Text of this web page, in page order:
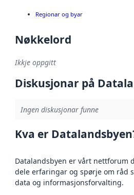
Regionar og byar
Nøkkelord
Ikkje oppgitt
Diskusjonar på
Ingen diskusjonar funne
Kva er
Datalandsbyen er vårt nettforum
dele erfaringar og spørje om råd
data og informasjonsforvalting.